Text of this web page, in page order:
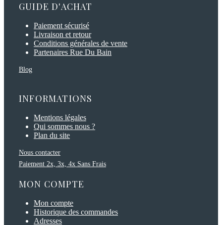
GUIDE D'ACHAT
Paiement sécurisé
Livraison et retour
Conditions générales de vente
Partenaires Rue Du Bain
Blog
INFORMATIONS
Mentions légales
Qui sommes nous ?
Plan du site
Nous contacter
Paiement 2x, 3x, 4x Sans Frais
MON COMPTE
Mon compte
Historique des commandes
Adresses